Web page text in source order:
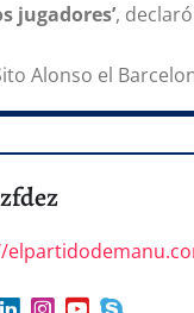
jugadores’,
Alonso el